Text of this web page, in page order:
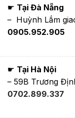
☛ Tại Đà Nẵng
– Huỳnh Lắm
0905.952.905
☛ Tại Hà Nội
– 59B Trương
0702.899.337